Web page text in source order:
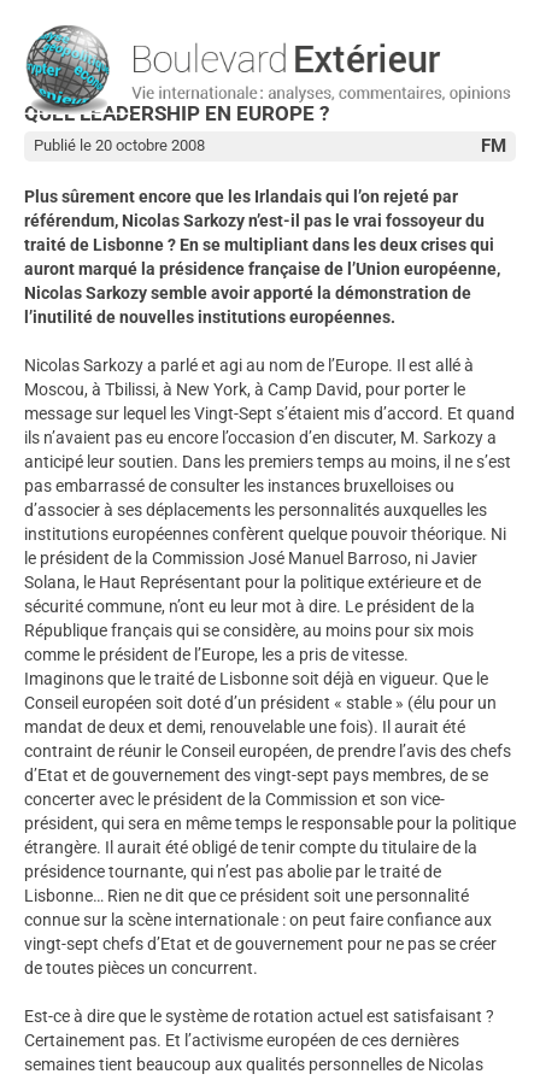
QUEL LEADERSHIP EN EUROPE ?
FM
Publié le 20 octobre 2008
Plus sûrement encore que les Irlandais qui l’on rejeté par
référendum, Nicolas Sarkozy n’est-il pas le vrai fossoyeur du
traité de Lisbonne ? En se multipliant dans les deux crises qui
auront marqué la présidence française de l’Union européenne,
Nicolas Sarkozy semble avoir apporté la démonstration de
l’inutilité de nouvelles institutions européennes.
Nicolas Sarkozy a parlé et agi au nom de l’Europe. Il est allé à
Moscou, à Tbilissi, à New York, à Camp David, pour porter le
message sur lequel les Vingt-Sept s’étaient mis d’accord. Et quand
ils n’avaient pas eu encore l’occasion d’en discuter, M. Sarkozy a
anticipé leur soutien. Dans les premiers temps au moins, il ne s’est
pas embarrassé de consulter les instances bruxelloises ou
d’associer à ses déplacements les personnalités auxquelles les
institutions européennes confèrent quelque pouvoir théorique. Ni
le président de la Commission José Manuel Barroso, ni Javier
Solana, le Haut Représentant pour la politique extérieure et de
sécurité commune, n’ont eu leur mot à dire. Le président de la
République français qui se considère, au moins pour six mois
comme le président de l’Europe, les a pris de vitesse.
Imaginons que le traité de Lisbonne soit déjà en vigueur. Que le
Conseil européen soit doté d’un président « stable » (élu pour un
mandat de deux et demi, renouvelable une fois). Il aurait été
contraint de réunir le Conseil européen, de prendre l’avis des chefs
d’Etat et de gouvernement des vingt-sept pays membres, de se
concerter avec le président de la Commission et son vice-
président, qui sera en même temps le responsable pour la politique
étrangère. Il aurait été obligé de tenir compte du titulaire de la
présidence tournante, qui n’est pas abolie par le traité de
Lisbonne… Rien ne dit que ce président soit une personnalité
connue sur la scène internationale : on peut faire confiance aux
vingt-sept chefs d’Etat et de gouvernement pour ne pas se créer
de toutes pièces un concurrent.
Est-ce à dire que le système de rotation actuel est satisfaisant ?
Certainement pas. Et l’activisme européen de ces dernières
semaines tient beaucoup aux qualités personnelles de Nicolas